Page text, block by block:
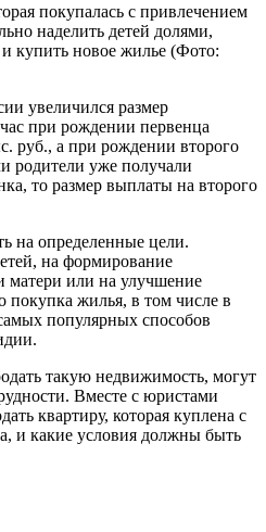
покупалась с привлечением
наделить детей долями,
купить новое жилье (Фото:
увеличился размер
при рождении первенца
руб., а при рождении второго
родители уже получали
то размер выплаты на второго
на определенные цели.
на формирование
матери или на улучшение
жилья, в том числе в
популярных способов
такую недвижимость, могут
Вместе с юристами
квартиру, которая куплена с
и какие условия должны быть